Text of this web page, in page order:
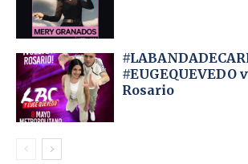
#EUGEQUEVEDO
Rosario